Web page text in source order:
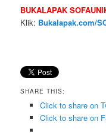
BUKALAPAK
Klik: Bukalapak.com/
SHARE THIS:
Click to share on
Click to share on